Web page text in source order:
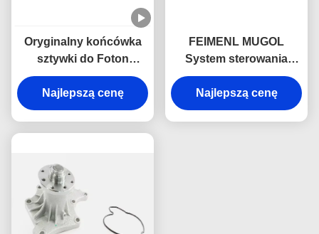
Oryginalny końcówka
sztywki do Foton
Tunland & JAC T6 5
Lug 4WD dla pickupsów
4WD
Najlepszą cenę
FEIMENL MUGOL
System sterowania
silnikiem ASM dla
ISUZU NKR JAC 1040 8-
97859100-0 8978591000
Najlepszą cenę